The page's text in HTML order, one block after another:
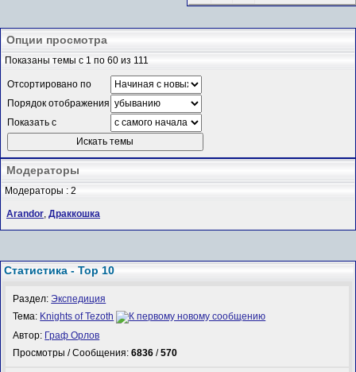
Опции просмотра
Показаны темы с 1 по 60 из 111
Отсортировано по
Порядок отображения
Показать с
Модераторы
Модераторы : 2
Arandor, Драккошка
Статистика - Top 10
Раздел:Экспедиция
Тема: Knights of Tezoth
Автор: Граф Орлов
Просмотры / Сообщения:6836 /570